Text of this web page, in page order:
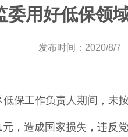
委用好低保领
发布时间：2020/8/
低保工作负责人期间，未
，造成国家损失，违反